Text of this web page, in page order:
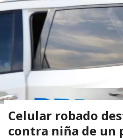
Celular robado
contra niña de un